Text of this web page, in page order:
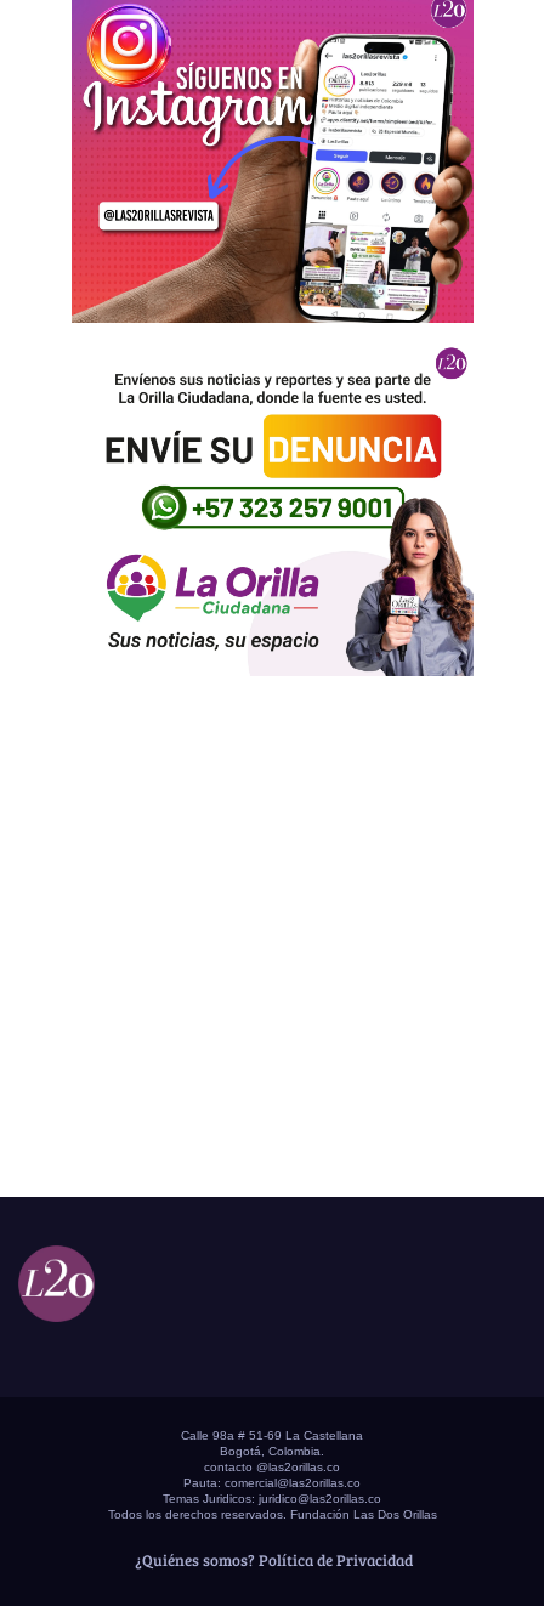
Calle 98a # 51-69 La Castellana
Bogotá, Colombia.
contacto @las2orillas.co
Pauta: comercial@las2orillas.co
Temas Juridicos: juridico@las2orillas.co
Todos los derechos reservados. Fundación Las Dos Orillas
¿Quiénes somos? Política de Privacidad